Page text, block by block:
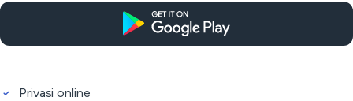
Privasi online